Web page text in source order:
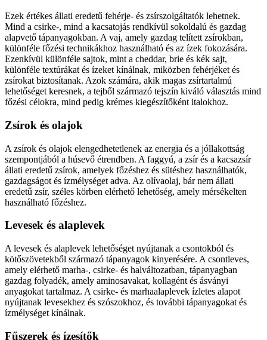
Ezek értékes állati eredetű fehérje- és zsírszolgáltatók lehetnek.
Mind a csirke-, mind a kacsatojás rendkívül sokoldalú és gazdag
alapvető tápanyagokban. A vaj, amely gazdag telített zsírokban,
különféle főzési technikákhoz használható és az ízek fokozására.
Ezenkívül különféle sajtok, mint a cheddar, brie és kék sajt,
különféle textúrákat és ízeket kínálnak, miközben fehérjéket és
zsírokat biztosítanak. Azok számára, akik magas zsírtartalmú
lehetőséget keresnek, a tejből származó tejszín kiváló választás mind
főzési célokra, mind pedig krémes kiegészítőként italokhoz.
Zsírok és olajok
A zsírok és olajok elengedhetetlenek az energia és a jóllakottság
szempontjából a húsevő étrendben. A faggyú, a zsír és a kacsazsír
állati eredetű zsírok, amelyek főzéshez és sütéshez használhatók,
gazdagságot és ízmélységet adva. Az olívaolaj, bár nem állati
eredetű zsír, széles körben elérhető lehetőség, amely mérsékelten
használható főzéshez.
Levesek és alaplevek
A levesek és alaplevek lehetőséget nyújtanak a csontokból és
kötőszövetekből származó tápanyagok kinyerésére. A csontleves,
amely elérhető marha-, csirke- és halváltozatban, tápanyagban
gazdag folyadék, amely aminosavakat, kollagént és ásványi
anyagokat tartalmaz. A csirke- és marhaalaplevek ízletes alapot
nyújtanak levesekhez és szószokhoz, és további tápanyagokat és
ízmélységet kínálnak.
Fűszerek és ízesítők